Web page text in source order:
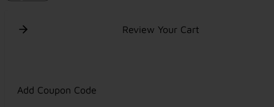
Review Your Cart
Add Coupon Code